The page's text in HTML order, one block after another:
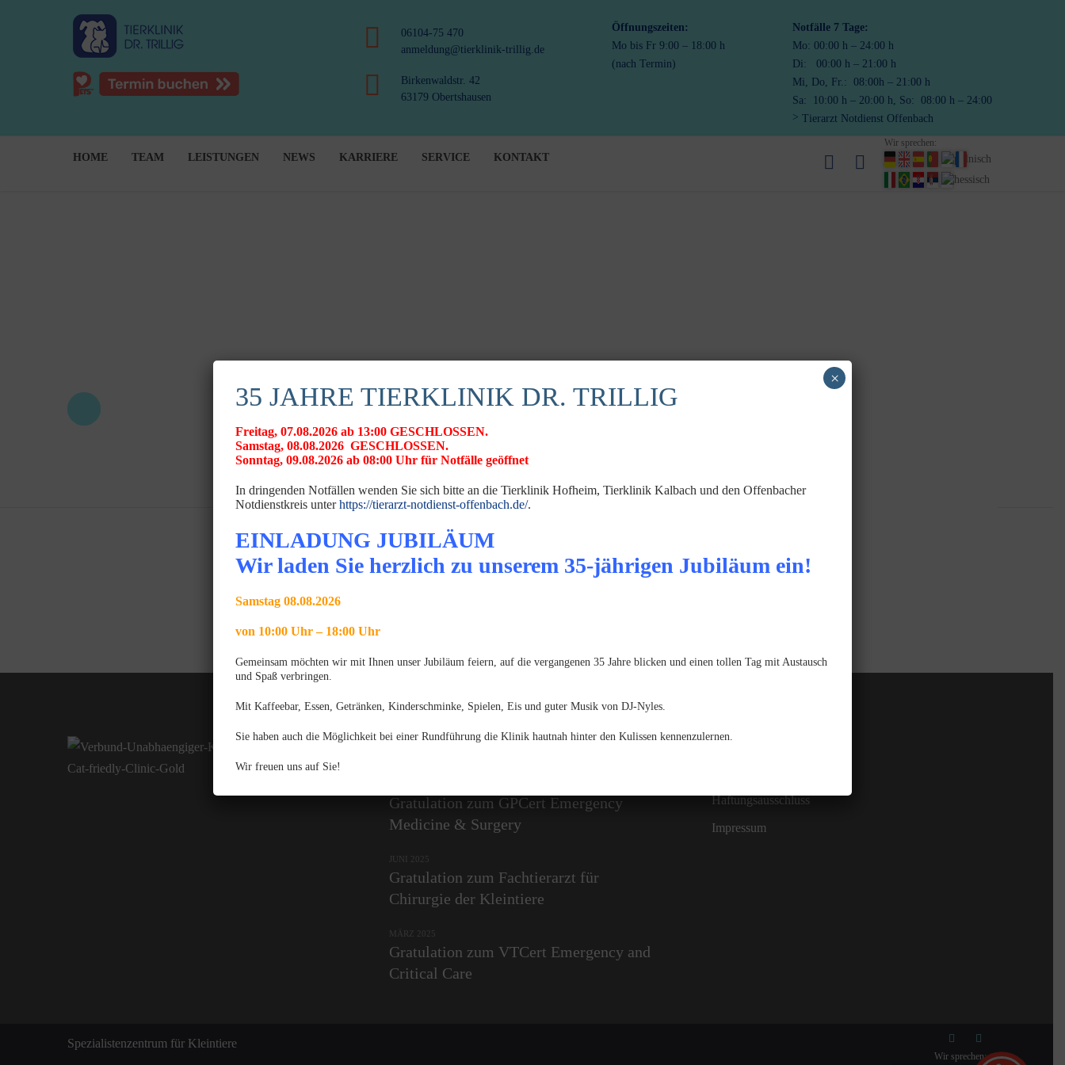
06104-75 470
anmeldung@tierklinik-trillig.de
Birkenwaldstr. 42
63179 Obertshausen
Öffnungszeiten:
Mo bis Fr 9:00 – 18:00 h
(nach Termin)
Notfälle 7 Tage:
Mo: 00:00 h – 24:00 h
Di: 00:00 h – 21:00 h
Mi, Do, Fr.: 08:00h – 21:00 h
Sa: 10:00 h – 20:00 h, So: 08:00 h – 24:00
Tierarzt Notdienst Offenbach
Wir sprechen:
HOME TEAM LEISTUNGEN NEWS KARRIERE SERVICE KONTAKT
Julie Stegmüller
Tierärztin
Spezielle Arbeitsgebiete:
Gratulation zum GPCert Emergency
Medicine & Surgery
JUNI 2025
Gratulation zum Fachtierarzt für
Chirurgie der Kleintiere
MÄRZ 2025
Gratulation zum VTCert Emergency and
Critical Care
Kontakt
Haftungsausschluss
Impressum
Spezialistenzentrum für Kleintiere
Wir sprechen:
35 JAHRE TIERKLINIK DR. TRILLIG
Freitag, 07.08.2026 ab 13:00 GESCHLOSSEN.
Samstag, 08.08.2026 GESCHLOSSEN.
Sonntag, 09.08.2026 ab 08:00 Uhr für Notfälle geöffnet
In dringenden Notfällen wenden Sie sich bitte an die Tierklinik Hofheim, Tierklinik Kalbach und den Offenbacher
Notdienstkreis unterhttps://tierarzt-notdienst-offenbach.de/.
EINLADUNG JUBILÄUM
Wir laden Sie herzlich zu unserem 35-jährigen Jubiläum ein!
Samstag 08.08.2026
von 10:00 Uhr – 18:00 Uhr
Gemeinsam möchten wir mit Ihnen unser Jubiläum feiern, auf die vergangenen 35 Jahre blicken und einen tollen Tag mit Austausch
und Spaß verbringen.
Mit Kaffeebar, Essen, Getränken, Kinderschminke, Spielen, Eis und guter Musik von DJ-Nyles.
Sie haben auch die Möglichkeit bei einer Rundführung die Klinik hautnah hinter den Kulissen kennenzulernen.
Wir freuen uns auf Sie!
×